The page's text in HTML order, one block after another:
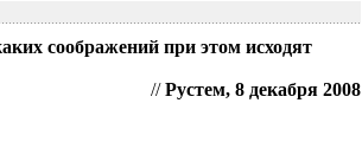
соображений при этом исходят
//Рустем, 8 декабря 2008